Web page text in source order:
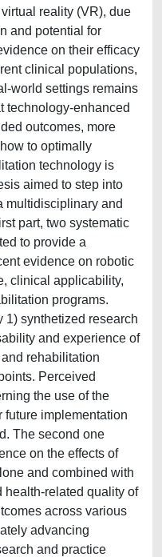
reality (VR), due
and potential for
on their efficacy
clinical populations,
world settings remains
technology-enhanced
outcomes, more
to optimally
technology is
aimed to step into
multidisciplinary and
part, two systematic
to provide a
evidence on robotic
clinical applicability,
programs.
1) synthetized research
and experience of
rehabilitation
Perceived
the use of the
implementation
The second one
on the effects of
and combined with
health-related quality of
across various
advancing
and practice